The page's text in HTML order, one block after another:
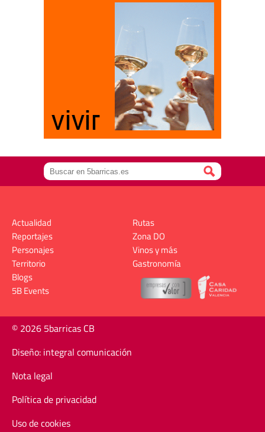
Actualidad
Reportajes
Personajes
Territorio
Rutas
Zona DO
Vinos y más
Gastronomía
Blogs
5B Events
© 2026 5barricas CB
Diseño: integral comunicación
Nota legal
Política de privacidad
Uso de cookies